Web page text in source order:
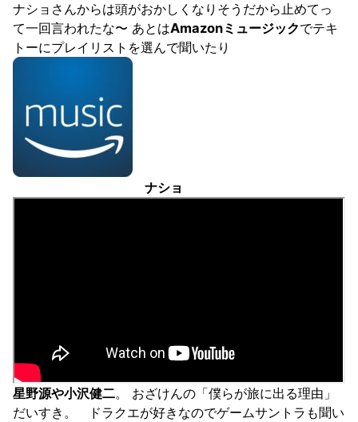
ナショさんからは頭がおかしくなりそうだから止めてっ
て一回言われたな〜 あとはAmazonミュージックでテキ
トーにプレイリストを選んで聞いたり
ナショ
星野源や小沢健二。 おざけんの「僕らが旅に出る理由」
だいすき。 ドラクエが好きなのでゲームサントラも聞い